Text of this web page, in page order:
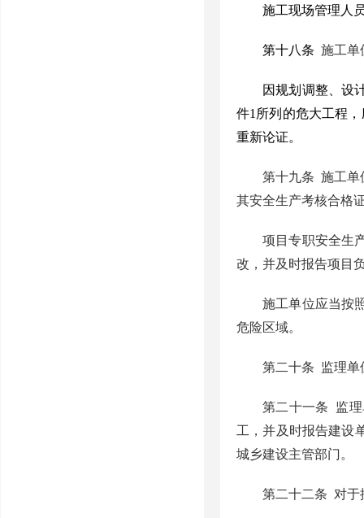
施工现场管理人
第十八条 施工单
因规划调整、设
件1 所列的危大工程
重新论证。
第十九条 施工单
其安全生产考核合格
项目专职安全生
改，并及时报告项目
施工单位应当按
危险区域。
第二十条 监理单
第二十一条
监
工，并及时报告建设
城乡建设主管部门。
第二十二条 对于